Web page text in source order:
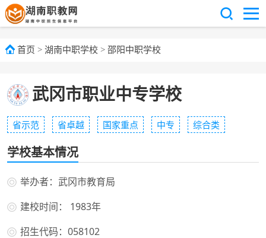
首页 > 湖南中职学校 > 邵阳中职学校
武冈市职业中专学校
省示范 省卓越 国家重点 中专 综合类
学校基本情况
举办者：武冈市教育局
建校时间： 1983年
招生代码：058102